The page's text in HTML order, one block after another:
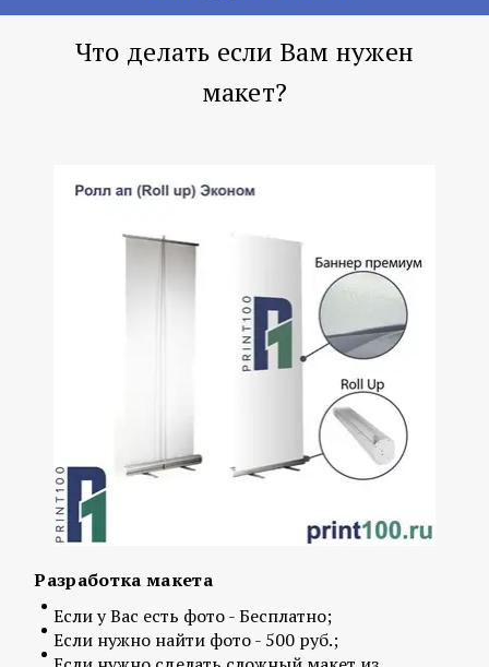
Что делать если Вам нужен
макет?
Разработка макета
Если у Вас есть фото - Бесплатно;
Если нужно найти фото - 500 руб.;